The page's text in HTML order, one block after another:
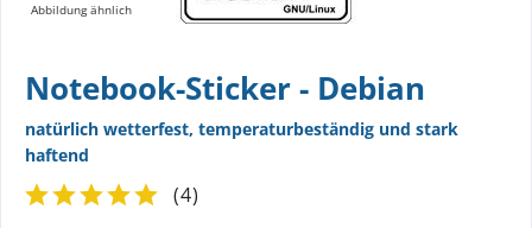
Abbildung ähnlich
Notebook-Sticker - Debian
natürlich wetterfest, temperaturbeständig und stark
haftend
(4)